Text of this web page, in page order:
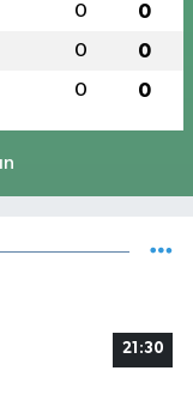
0 0
0 0
0 0
21:30